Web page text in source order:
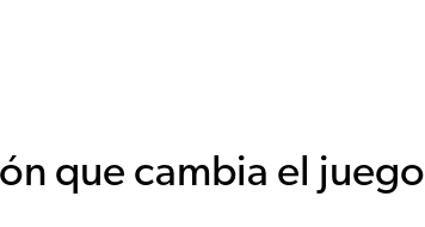
que cambia el juego